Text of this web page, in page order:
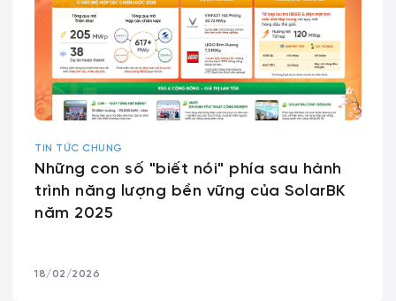
TIN TỨC CHUNG
Những con số "biết nói" phía sau hành
trình năng lượng bền vững của SolarBK
năm 2025
18/02/2026